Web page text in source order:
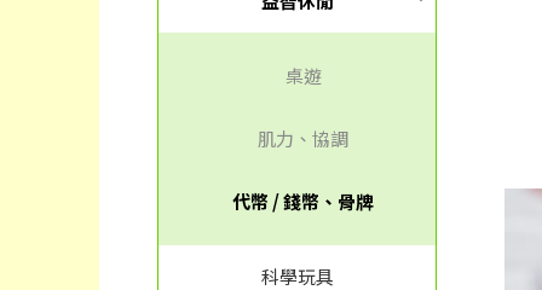
桌遊
肌力、協調
代幣 / 錢幣、骨牌
科學玩具